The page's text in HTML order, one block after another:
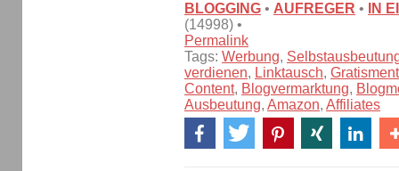
BLOGGING • AUFREGER •
IN
(14998) •
Permalink
Tags: Werbung,
verdienen, Linktausch,
Content, Blogvermarktung,
Ausbeutung, Amazon, Affiliates